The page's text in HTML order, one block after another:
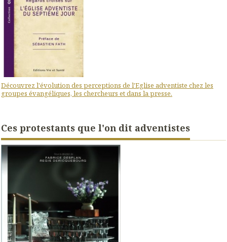
Découvrez l'évolution des perceptions de l'Eglise adventiste chez les
groupes évangéliques, les chercheurs et dans la presse.
Ces protestants que l'on dit adventistes